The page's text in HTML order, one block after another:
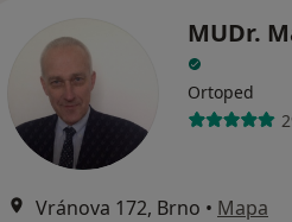
MUDr.
Ortoped
Vránova 172, Brno • Mapa